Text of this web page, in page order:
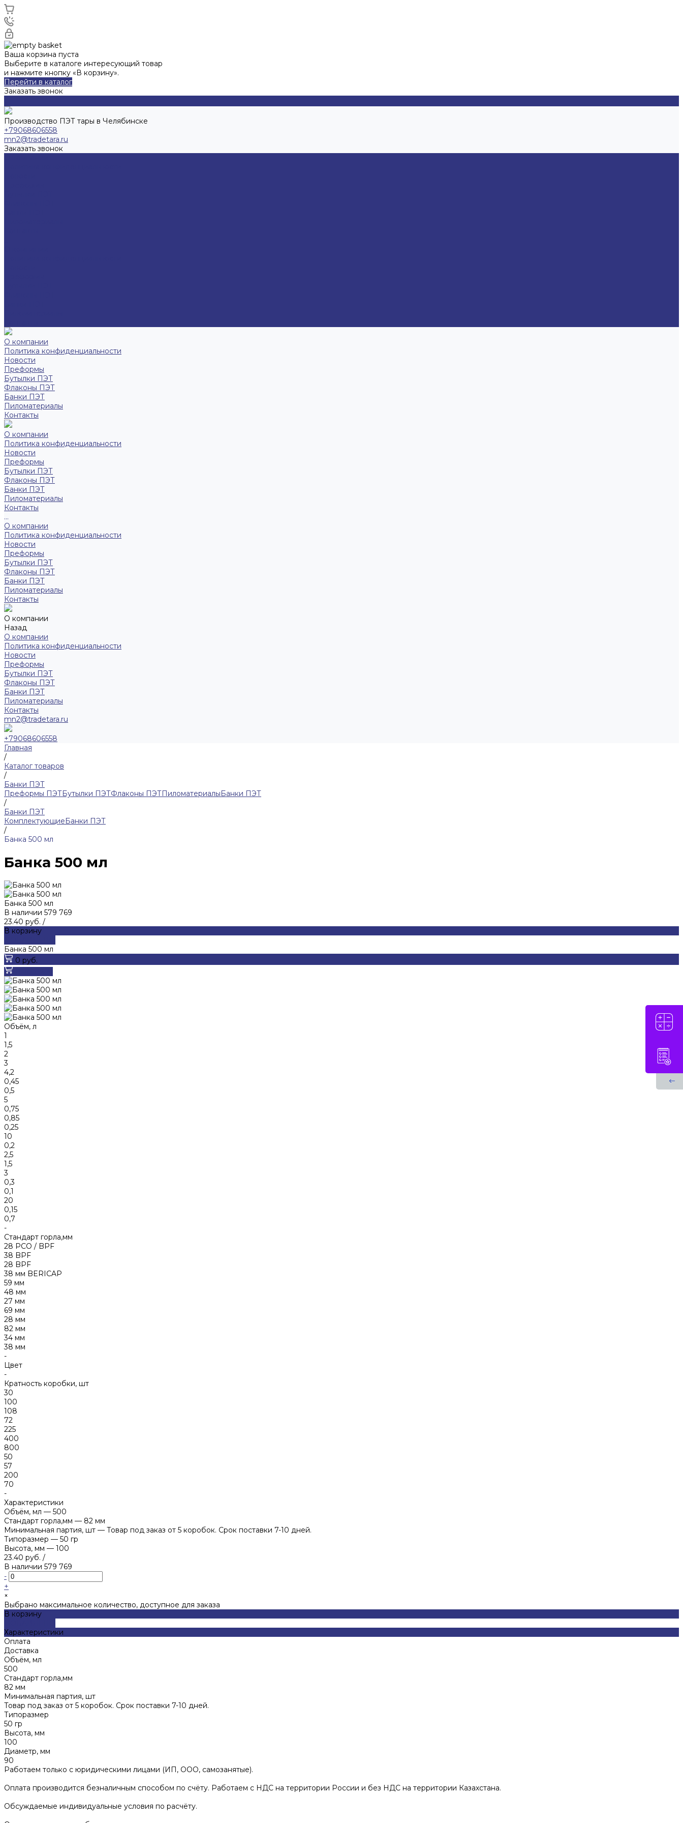
Ваша корзина пуста
Выберите в каталоге интересующий товар
и нажмите кнопку «В корзину».
Перейти в каталог
Заказать звонок
Производство ПЭТ тары в Челябинске
+79068606558
mn2@tradetara.ru
Заказать звонок
О компании
Политика конфиденциальности
Новости
Преформы
Бутылки ПЭТ
Флаконы ПЭТ
Банки ПЭТ
Пиломатериалы
Контакты
О компании
Политика конфиденциальности
Новости
Преформы
Бутылки ПЭТ
Флаконы ПЭТ
Банки ПЭТ
Пиломатериалы
Контакты
...
О компании
Политика конфиденциальности
Новости
Преформы
Бутылки ПЭТ
Флаконы ПЭТ
Банки ПЭТ
Пиломатериалы
Контакты
О компании
Назад
О компании
Политика конфиденциальности
Новости
Преформы
Бутылки ПЭТ
Флаконы ПЭТ
Банки ПЭТ
Пиломатериалы
Контакты
mn2@tradetara.ru
+79068606558
Главная
/
Каталог товаров
/
Банки ПЭТ
Преформы ПЭТБутылки ПЭТФлаконы ПЭТПиломатериалыБанки ПЭТ
/
Банки ПЭТ
КомплектующиеБанки ПЭТ
/
Банка 500 мл
Банка 500 мл
Банка 500 мл
В наличии 579 769
23.40 руб. /
В корзину
Банка 500 мл
0 руб.
Объём, л
1
1,5
2
3
4,2
0,45
0,5
5
0,75
0,85
0,25
10
0,2
2,5
1,5
3
0,3
0,1
20
0,15
0,7
-
Стандарт горла,мм
28 PCO / BPF
38 BPF
28 BPF
38 мм BERICAP
59 мм
48 мм
27 мм
69 мм
28 мм
82 мм
34 мм
38 мм
-
Цвет
-
Кратность коробки, шт
30
100
108
72
225
400
800
50
57
200
70
-
Характеристики
Объём, мл — 500
Стандарт горла,мм — 82 мм
Минимальная партия, шт — Товар под заказ от 5 коробок. Срок поставки 7-10 дней.
Типоразмер — 50 гр
Высота, мм — 100
23.40 руб. /
В наличии 579 769
-
+
×
Выбрано максимальное количество, доступное для заказа
В корзину
Характеристики
Оплата
Доставка
Объём, мл
500
Стандарт горла,мм
82 мм
Минимальная партия, шт
Товар под заказ от 5 коробок. Срок поставки 7-10 дней.
Типоразмер
50 гр
Высота, мм
100
Диаметр, мм
90
Работаем только с юридическими лицами (ИП, ООО, самозанятые).
Оплата производится безналичным способом по счёту. Работаем с НДС на территории России и без НДС на территории Казахстана.
Обсуждаемые индивидуальные условия по расчёту.